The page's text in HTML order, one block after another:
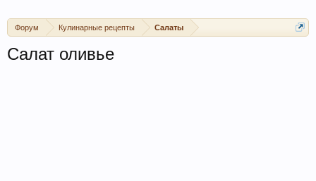
Форум Кулинарные рецепты Салаты
Салат оливье